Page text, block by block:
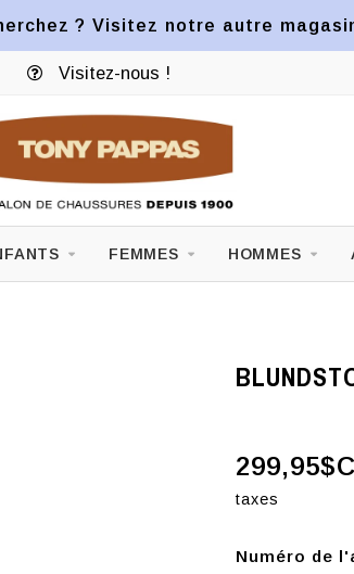
? Visitez notre autre
FEMMES HOMMES
taxes
Numéro de